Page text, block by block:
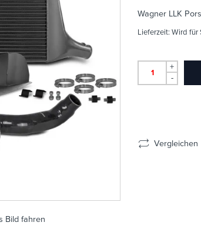
Bild fahren
Wagner LLK
Lieferzeit: Wird für
+
-
Vergleichen